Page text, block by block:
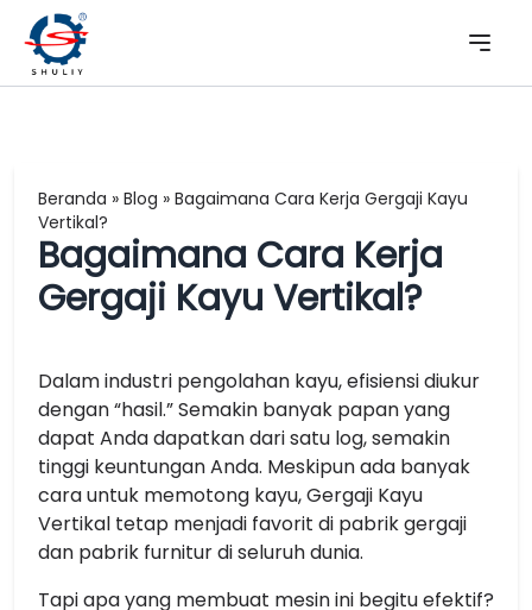
Beranda » Blog » Bagaimana Cara Kerja Gergaji Kayu
Vertikal?
Bagaimana Cara Kerja
Gergaji Kayu Vertikal?
Dalam industri pengolahan kayu, efisiensi diukur
dengan “hasil.” Semakin banyak papan yang
dapat Anda dapatkan dari satu log, semakin
tinggi keuntungan Anda. Meskipun ada banyak
cara untuk memotong kayu, Gergaji Kayu
Vertikal tetap menjadi favorit di pabrik gergaji
dan pabrik furnitur di seluruh dunia.
Tapi apa yang membuat mesin ini begitu efektif?